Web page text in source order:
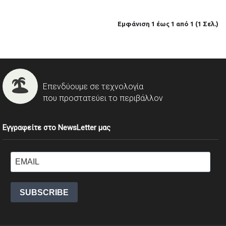
Εμφάνιση 1 έως 1 από 1 (1 Σελ.)
Επενδύουμε σε τεχνολογία
που προστατεύει το περιβάλλον
Εγγραφείτε στο NewsLetter μας
SUBSCRIBE